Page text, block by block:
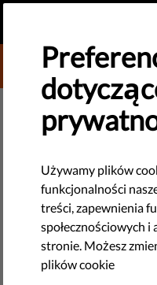
DONATE
DEMOKRACJA I
​Wideo: Po co
nasze prawa?
Obejrzyj ten film wideo,
pochodzenie praw
informuje dlaczego tak
Używamy plików
funkcjonalności
treści, zapewnienia
społecznościowych i
stronie. Możesz
plików cookie